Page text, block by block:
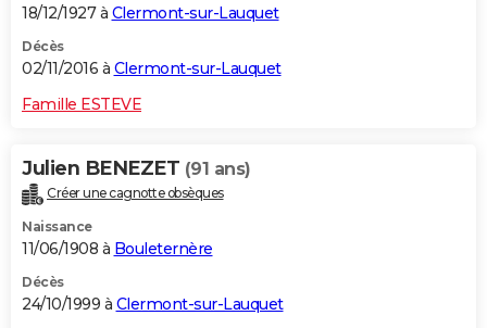
GUIDES D'ACHAT
BONS PLANS
CARTE DE VOEUX
Dictionnaire
Biographies
Citations
Expressions
Proverbes
PROGRAMME TV
COPAINS D'AVANT
S'inscrire
Se connecter
Lycées
Collèges
Primaires
Universités
Entreprises
Service militaire
Avis de recherche
AVIS DE DÉCÈS
18/12/1927 à Clermont-sur-Lauquet
Décès
02/11/2016 à Clermont-sur-Lauquet
Famille ESTEVE
Julien BENEZET (91 ans)
Créer une cagnotte obsèques
Naissance
11/06/1908 à Bouleternère
Décès
24/10/1999 à Clermont-sur-Lauquet